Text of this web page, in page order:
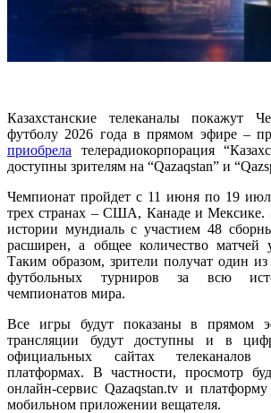
Казахстанские телеканалы покажут
футболу 2026 года в прямом эфире –
приобрела телерадиокорпорация
доступны зрителям на “Qazaqstan” и
Чемпионат пройдет с 11 июня по 19
трех странах – США, Канаде и Мексике.
истории мундиаль с участием 48
расширен, а общее количество матчей
Таким образом, зрители получат один
футбольных турниров за всю
чемпионатов мира.
Все игры будут показаны в прямом
трансляции будут доступны и в
официальных сайтах
платформах. В частности, просмотр
онлайн-сервис Qazaqstan.tv и
мобильном приложении вещателя.